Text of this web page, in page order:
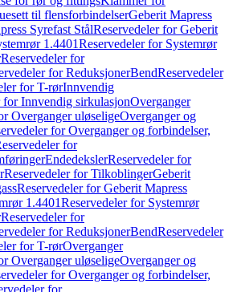
til flensforbindelserGeberit Mapress
Syrefast StålReservedeler for Geberit
1.4401Reservedeler for Systemrør
Reservedeler for
for ReduksjonerBendReservedeler
for T-rørInnvendig
for Innvendig sirkulasjonOverganger
Overganger uløseligeOverganger og
for Overganger og forbindelser,
for
EndedekslerReservedeler for
Reservedeler for TilkoblingerGeberit
Reservedeler for Geberit Mapress
1.4401Reservedeler for Systemrør
Reservedeler for
for ReduksjonerBendReservedeler
for T-rørOverganger
Overganger uløseligeOverganger og
for Overganger og forbindelser,
for